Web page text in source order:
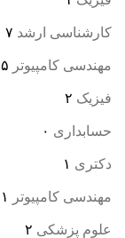
کارشناسی ارشد ۷
مهندسی کامپیوتر ۵
فیزیک ۲
حسابداری ۰
دکتری ۱
مهندسی کامپیوتر ۱
علوم پزشکی ۲